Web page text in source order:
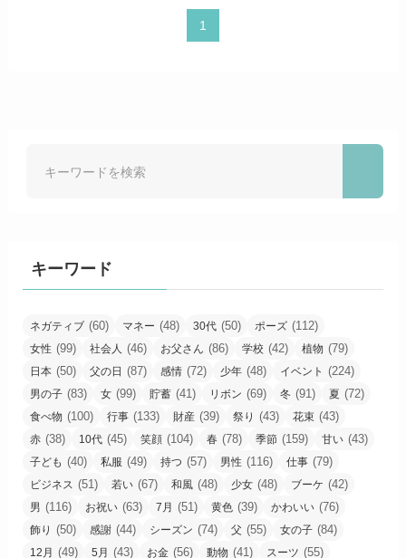
1
キーワード
ネガティブ (60) マネー (48) 30代 (50) ポーズ (112)
女性 (99) 社会人 (46) お父さん (86) 学校 (42) 植物 (79)
日本 (50) 父の日 (87) 感情 (72) 少年 (48) イベント (224)
男の子 (83) 女 (99) 貯蓄 (41) リボン (69) 冬 (91) 夏 (72)
食べ物 (100) 行事 (133) 財産 (39) 祭り (43) 花束 (43)
赤 (38) 10代 (45) 笑顔 (104) 春 (78) 季節 (159) 甘い (43)
子ども (40) 私服 (49) 持つ (57) 男性 (116) 仕事 (79)
ビジネス (51) 若い (67) 和風 (48) 少女 (48) ブーケ (42)
男 (116) お祝い (63) 7月 (51) 黄色 (39) かわいい (76)
飾り (50) 感謝 (44) シーズン (74) 父 (55) 女の子 (84)
12月 (49) 5月 (43) お金 (56) 動物 (41) スーツ (55)